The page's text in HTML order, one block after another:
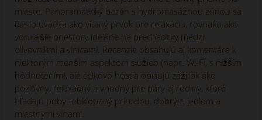
mieste. Panoramatický bazén s hydromasážnou zónou sa
často uvádza ako vítaný prvok pre relaxáciu, rovnako ako
vonkajšie priestory ideálne na prechádzky medzi
olivovníkmi a vinicami. Recenzie obsahujú aj komentáre k
niektorým menším aspektom služieb (napr. Wi-Fi, s nižším
hodnotením), ale celkovo hostia opisujú zážitok ako
pozitívny, relaxačný a vhodný pre páry aj rodiny, ktoré
hľadajú pobyt obklopený prírodou, dobrým jedlom a
miestnymi vínami.